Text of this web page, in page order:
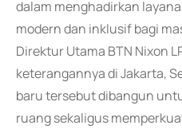
dalam menghadirkan
modern dan inklusif bagi
Direktur Utama BTN Nixon
keterangannya di Jakarta,
baru tersebut dibangun
ruang sekaligus